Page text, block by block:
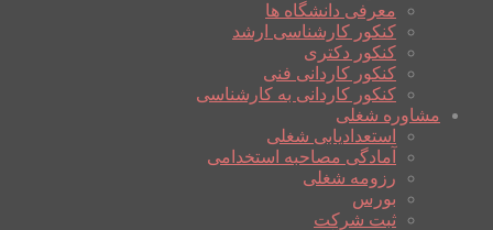
معرفی دانشگاه ها
کنکور کارشناسی ارشد
کنکور دکتری
کنکور کاردانی فنی
کنکور کاردانی به کارشناسی
مشاوره شغلی
استعدادیابی شغلی
آمادگی مصاحبه استخدامی
رزومه شغلی
بورس
ثبت شرکت